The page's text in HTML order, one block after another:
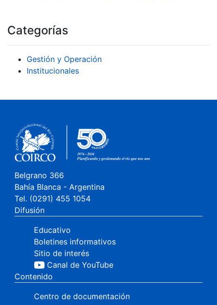
Categorías
Gestión y Operación
Institucionales
Belgrano 366
Bahía Blanca - Argentina
Tel. (0291) 455 1054
Difusión
Educativo
Boletines informativos
Sitio de interés
Canal de YouTube
Contenido
Centro de documentación